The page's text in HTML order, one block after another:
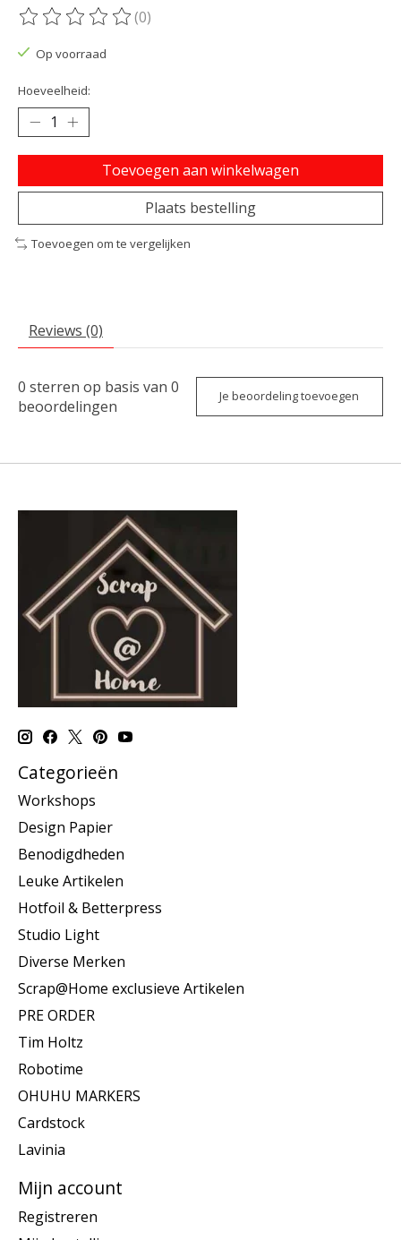
De beoordeling van dit product is
(0)
Op voorraad
Hoeveelheid:
Toevoegen aan winkelwagen
Plaats bestelling
Toevoegen om te vergelijken
Reviews (0)
0 sterren op basis van 0
beoordelingen
Je beoordeling toevoegen
Categorieën
Workshops
Design Papier
Benodigdheden
Leuke Artikelen
Hotfoil & Betterpress
Studio Light
Diverse Merken
Scrap@Home exclusieve Artikelen
PRE ORDER
Tim Holtz
Robotime
OHUHU MARKERS
Cardstock
Lavinia
Mijn account
Registreren